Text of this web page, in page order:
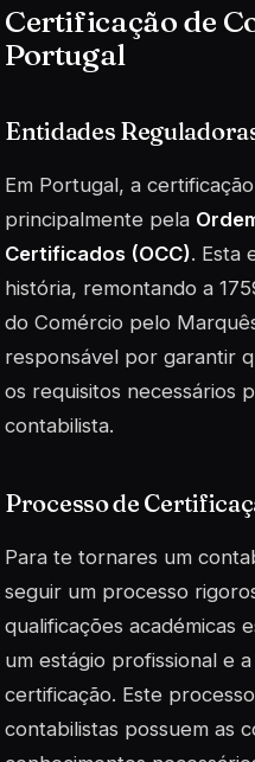
Certificação de
Portugal
Entidades
Em Portugal, a
principalmente pela
Certificados (OCC). Esta
história, remontando a
do Comércio pelo
responsável por garantir
os requisitos necessários
contabilista.
Processo de
Para te tornares um
seguir um processo
qualificações académicas
um estágio profissional e
certificação. Este
contabilistas possuem as